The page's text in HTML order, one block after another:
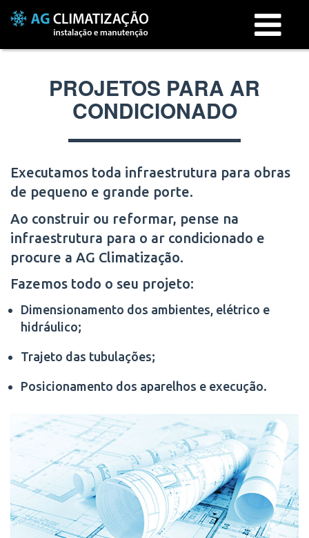
Menu
PROJETOS PARA AR
CONDICIONADO
Executamos toda infraestrutura para obras
de pequeno e grande porte.
Ao construir ou reformar, pense na
infraestrutura para o ar condicionado e
procure a AG Climatização.
Fazemos todo o seu projeto:
Dimensionamento dos ambientes, elétrico e
hidráulico;
Trajeto das tubulações;
Posicionamento dos aparelhos e execução.